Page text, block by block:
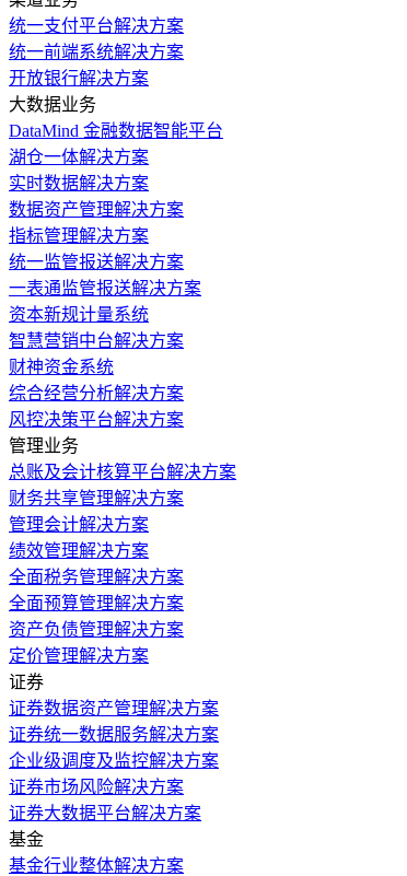
统一支付平台解决方案
统一前端系统解决方案
开放银行解决方案
大数据业务
DataMind 金融数据智能平台
湖仓一体解决方案
实时数据解决方案
数据资产管理解决方案
指标管理解决方案
统一监管报送解决方案
一表通监管报送解决方案
资本新规计量系统
智慧营销中台解决方案
财神资金系统
综合经营分析解决方案
风控决策平台解决方案
管理业务
总账及会计核算平台解决方案
财务共享管理解决方案
管理会计解决方案
绩效管理解决方案
全面税务管理解决方案
全面预算管理解决方案
资产负债管理解决方案
定价管理解决方案
证券
证券数据资产管理解决方案
证券统一数据服务解决方案
企业级调度及监控解决方案
证券市场风险解决方案
证券大数据平台解决方案
基金
基金行业整体解决方案